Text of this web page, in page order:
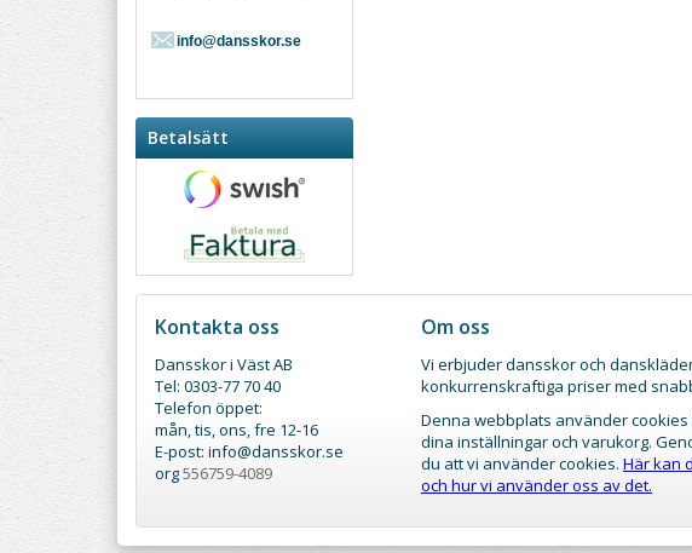
info@dansskor.se
Betalsätt
Kontakta oss
Dansskor i Väst AB
Tel: 0303-77 70 40
Telefon öppet:
mån, tis, ons, fre 12-16
E-post: info@dansskor.se
org556759-4089
Om oss
Vi erbjuder dansskor och
konkurrenskraftiga priser med
Denna webbplats använder
dina inställningar och varukorg.
du att vi använder cookies. Här kan
och hur vi använder oss av det.